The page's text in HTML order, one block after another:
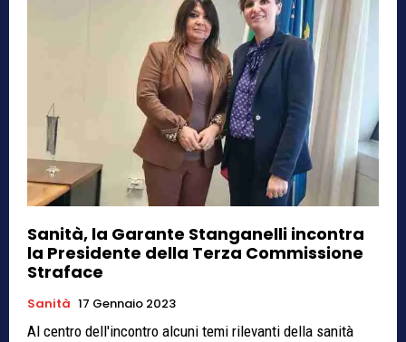
Sanità, la Garante Stanganelli incontra
la Presidente della Terza Commissione
Straface
Sanità 17 Gennaio 2023
Al centro dell'incontro alcuni temi rilevanti della sanità